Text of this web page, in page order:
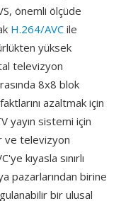
önemli ölçüde
H.264/AVC ile
yüksek
televizyon
8x8 blok
azaltmak için
yayın sistemi için
ve televizyon
kıyasla sınırlı
pazarlarından birine
bir ulusal